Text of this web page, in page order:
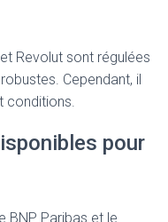
Revolut sont régulées
Cependant, il
conditions.
pour
BNP Paribas et le